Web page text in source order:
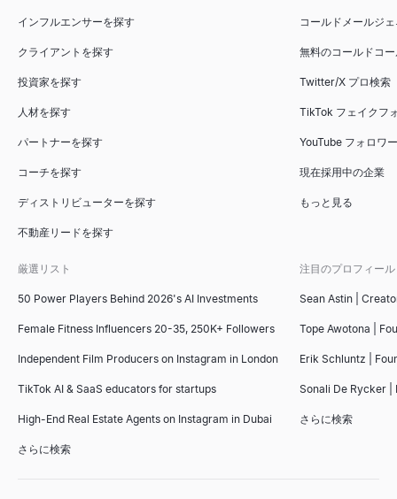
インフルエンサーを探す
クライアントを探す
投資家を探す
人材を探す
パートナーを探す
コーチを探す
ディストリビューターを探す
不動産リードを探す
コールドメールジ
無料のコールドコ
Twitter/X プロ検索
TikTok フェイクフ
YouTube フォロワ
現在採用中の企業
もっと見る
厳選リスト
50 Power Players Behind 2026's AI Investments
Female Fitness Influencers 20-35, 250K+ Followers
Independent Film Producers on Instagram in London
TikTok AI & SaaS educators for startups
High-End Real Estate Agents on Instagram in Dubai
さらに検索
注目のプロフィール
Sean Astin |
Tope Awotona |
Erik Schluntz |
Sonali De Rycker |
さらに検索